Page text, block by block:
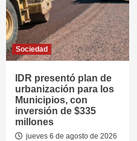
Sociedad
IDR presentó plan de
urbanización para los
Municipios, con
inversión de $335
millones
jueves 6 de agosto de 2026